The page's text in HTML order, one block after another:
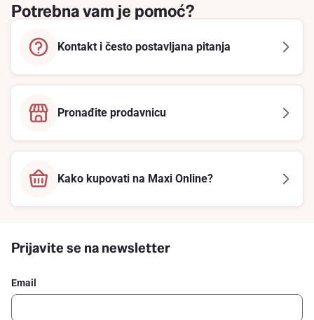
Potrebna vam je pomoć?
Kontakt i često postavljana pitanja
Pronađite prodavnicu
Kako kupovati na Maxi Online?
Prijavite se na newsletter
Email